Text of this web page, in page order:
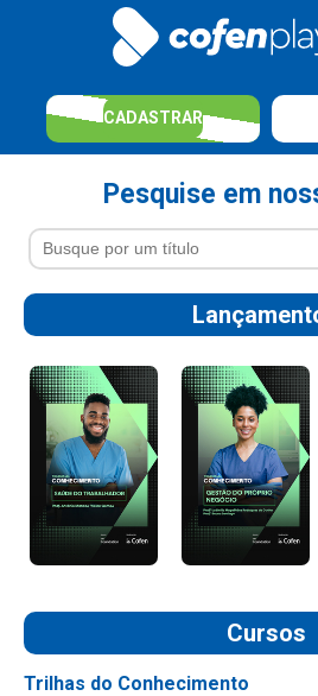
CADASTRAR
Pesquise em
Cursos
Trilhas do Conhecimento